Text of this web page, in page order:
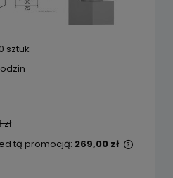
sztuk
tą promocją: 269,00 zł